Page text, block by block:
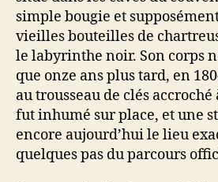
simple bougie et
vieilles bouteilles de
le labyrinthe noir. Son corps
que onze ans plus tard, en
au trousseau de clés
fut inhumé sur place, et une
encore aujourd’hui le lieu
quelques pas du parcours